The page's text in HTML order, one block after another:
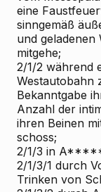
eine
sinngemäß
und geladenen
mitgehe;
2/1/2 während
Bekanntgabe
Anzahl der
ihren Beinen
schoss;
2/1/3 in
2/1/3/1 durch
Trinken von